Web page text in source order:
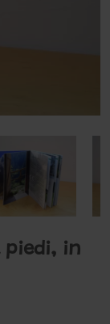
piedi, in